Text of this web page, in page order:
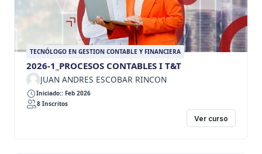
TECNÓLOGO EN GESTION CONTABLE Y FINANCIERA
2026-1_PROCESOS CONTABLES I T&T
JUAN ANDRES ESCOBAR RINCON
Iniciado:: Feb 2026
8 Inscritos
Ver curso